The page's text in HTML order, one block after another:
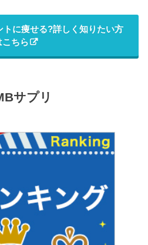
に痩せる?詳しく知りたい方
こちら
サプリ